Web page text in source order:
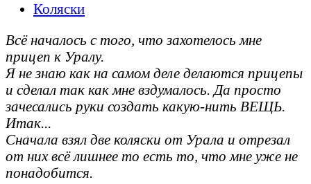
Коляски
Всё началось с того, что захотелось мне
прицеп к Уралу.
Я не знаю как на самом деле делаются прицепы
и сделал так как мне вздумалось. Да просто
зачесались руки создать какую-нить ВЕЩЬ.
Итак...
Сначала взял две коляски от Урала и отрезал
от них всё лишнее то есть то, что мне уже не
понадобится.